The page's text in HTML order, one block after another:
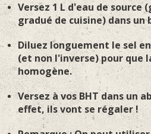
Versez 1 L d'eau de source
gradué de cuisine) dans un
Diluez longuement le sel
(et non l'inverse) pour que
homogène.
Versez à vos BHT dans un
effet, ils vont se régaler !